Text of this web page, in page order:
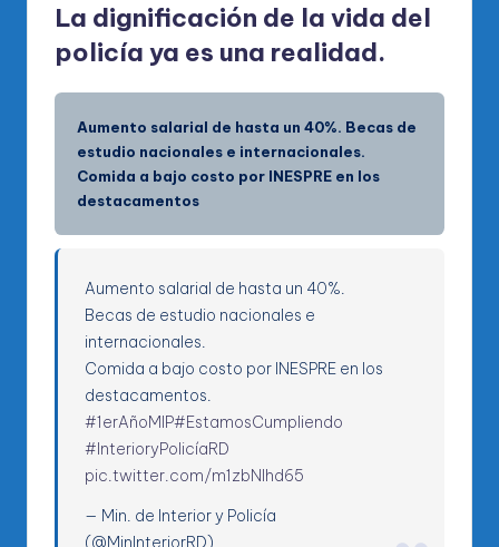
La dignificación de la vida del
policía ya es una realidad.
Aumento salarial de hasta un 40%. Becas de
estudio nacionales e internacionales.
Comida a bajo costo por INESPRE en los
destacamentos
Aumento salarial de hasta un 40%.
Becas de estudio nacionales e
internacionales.
Comida a bajo costo por INESPRE en los
destacamentos.
#1erAñoMIP#EstamosCumpliendo
#InterioryPolicíaRD
pic.twitter.com/m1zbNlhd65
— Min. de Interior y Policía